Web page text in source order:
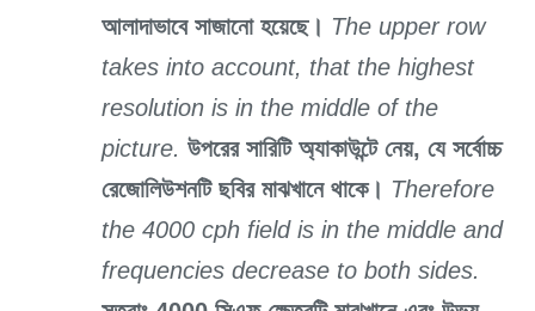
আলাদাভাবে সাজানো হয়েছে। The upper row
takes into account, that the highest
resolution is in the middle of the
picture. উপরের সারিটি অ্যাকাউন্টে নেয়, যে সর্বোচ্চ
রেজোলিউশনটি ছবির মাঝখানে থাকে। Therefore
the 4000 cph field is in the middle and
frequencies decrease to both sides.